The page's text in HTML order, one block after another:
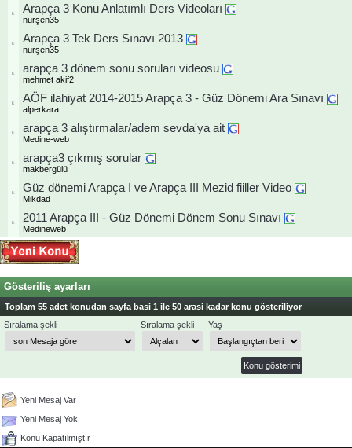
Arapça 3 Konu Anlatımlı Ders Videoları
nurşen35
Arapça 3 Tek Ders Sınavı 2013
nurşen35
arapça 3 dönem sonu soruları videosu
mehmet akif2
AÖF ilahiyat 2014-2015 Arapça 3 - Güz Dönemi Ara Sınavı
alperkara
arapça 3 alıştırmalar/adem sevda'ya ait
Medine-web
arapça3 çıkmış sorular
makbergülü
Güz dönemi Arapça I ve Arapça III Mezid fiiller Video
Mikdad
2011 Arapça III - Güz Dönemi Dönem Sonu Sınavı
Medineweb
Gösteriliş ayarları
Toplam 55 adet konudan sayfa basi 1 ile 50 arasi kadar konu gösteriliyor
Sıralama şekli
Sıralama şekli Yaş
Yeni Mesaj Var
Yeni Mesaj Yok
Konu Kapatılmıştır